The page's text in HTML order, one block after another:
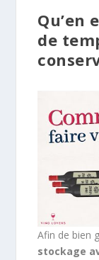
Qu’en
de
Afin de bien
stockage